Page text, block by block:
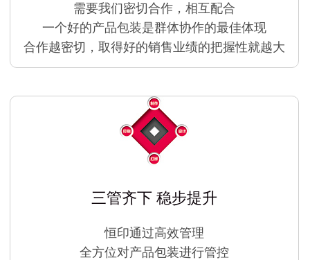
需要我们密切合作，相互配合
一个好的产品包装是群体协作的最佳体现
合作越密切，取得好的销售业绩的把握性就越大
三管齐下 稳步提升
恒印通过高效管理
全方位对产品包装进行管控